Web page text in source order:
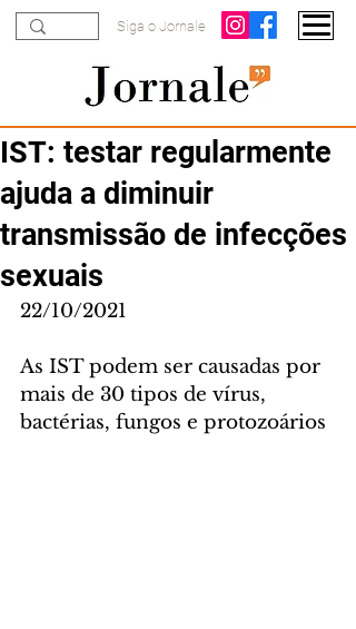
Siga o Jornale
IST: testar regularmente
ajuda a diminuir
transmissão de infecções
sexuais
22/10/2021
As IST podem ser causadas por
mais de 30 tipos de vírus,
bactérias, fungos e protozoários